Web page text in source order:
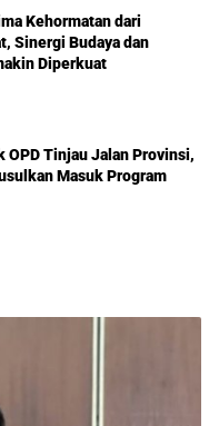
Kehormatan dari
Sinergi Budaya dan
Diperkuat
OPD Tinjau Jalan Provinsi,
Masuk Program